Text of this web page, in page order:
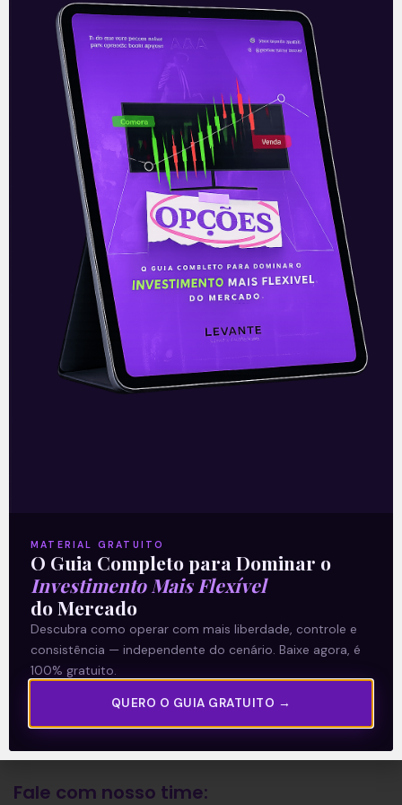
O governo e a CPI
A Comissão Parlamentar de Inquérito
(CPI) da Covid-19 continua incomodando
o governo federal. Durante todo o fim de
semana, o presidente Bolsonaro voltou a
criticar
Leia mais
12/04/2021
Política de Privacidade
Explore
Artigos
E Eu Com Isso?
Vídeos no Youtube
Manuais de Investimento
Fale com nosso time:
MATERIAL GRATUITO
O Guia Completo para Dominar o
Investimento Mais Flexível
do Mercado
Descubra como operar com mais liberdade, controle e
consistência — independente do cenário. Baixe agora, é
100% gratuito.
QUERO O GUIA GRATUITO →